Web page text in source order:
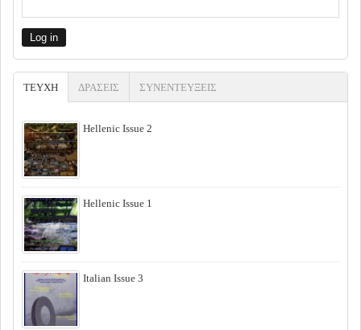
ΤΕΥΧΗ (ACTIVE TAB)
ΔΡΑΣΕΙΣ ΣΥΝΕΝΤΕΥΞΕΙΣ
Hellenic Issue 2
Hellenic Issue 1
Italian Issue 3